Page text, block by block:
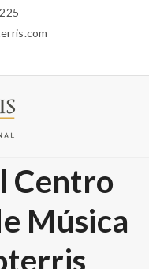
Centro
Música